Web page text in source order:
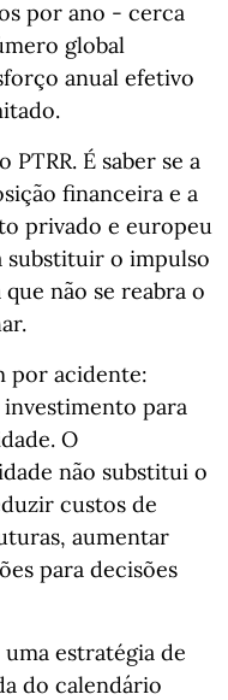
por ano - cerca
global
anual efetivo
É saber se a
financeira e a
privado e europeu
substituir o impulso
não se reabra o
por acidente:
para
O
não substitui o
custos de
aumentar
para decisões
estratégia de
do calendário